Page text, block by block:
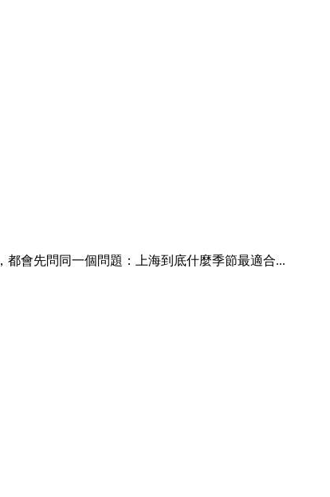
會先問同一個問題：上海到底什麼季節最適合...